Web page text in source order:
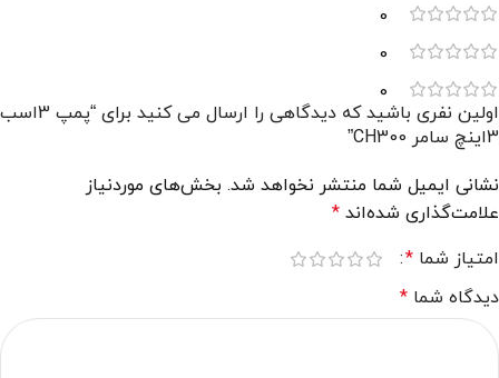
0
0
0
اولین نفری باشید که دیدگاهی را ارسال می کنید برای “پمپ 3اسب
3اینچ سامر CH300”
نشانی ایمیل شما منتشر نخواهد شد. بخش‌های موردنیاز
علامت‌گذاری شده‌اند *
امتیاز شما *
دیدگاه شما *